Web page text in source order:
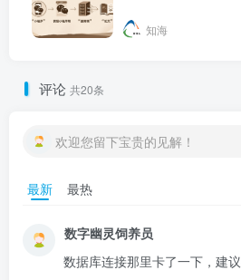
知海
评论 共20条
欢迎您留下宝贵的见解！
最新 最热
数字幽灵饲养员
数据库连接那里卡了一下，建